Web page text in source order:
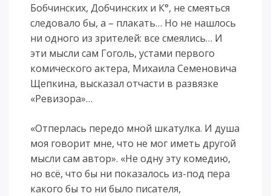
Бобчинских, Добчинских и К°, не смеяться
следовало бы, а – плакать… Но не нашлось
ни одного из зрителей: все смеялись… И
эти мысли сам Гоголь, устами первого
комического актера, Михаила Семеновича
Щепкина, высказал отчасти в развязке
«Ревизора»…
«Отперлась передо мной шкатулка. И душа
моя говорит мне, что не мог иметь другой
мысли сам автор». «Не одну эту комедию,
но всё, что бы ни показалось из-под пера
какого бы то ни было писателя,